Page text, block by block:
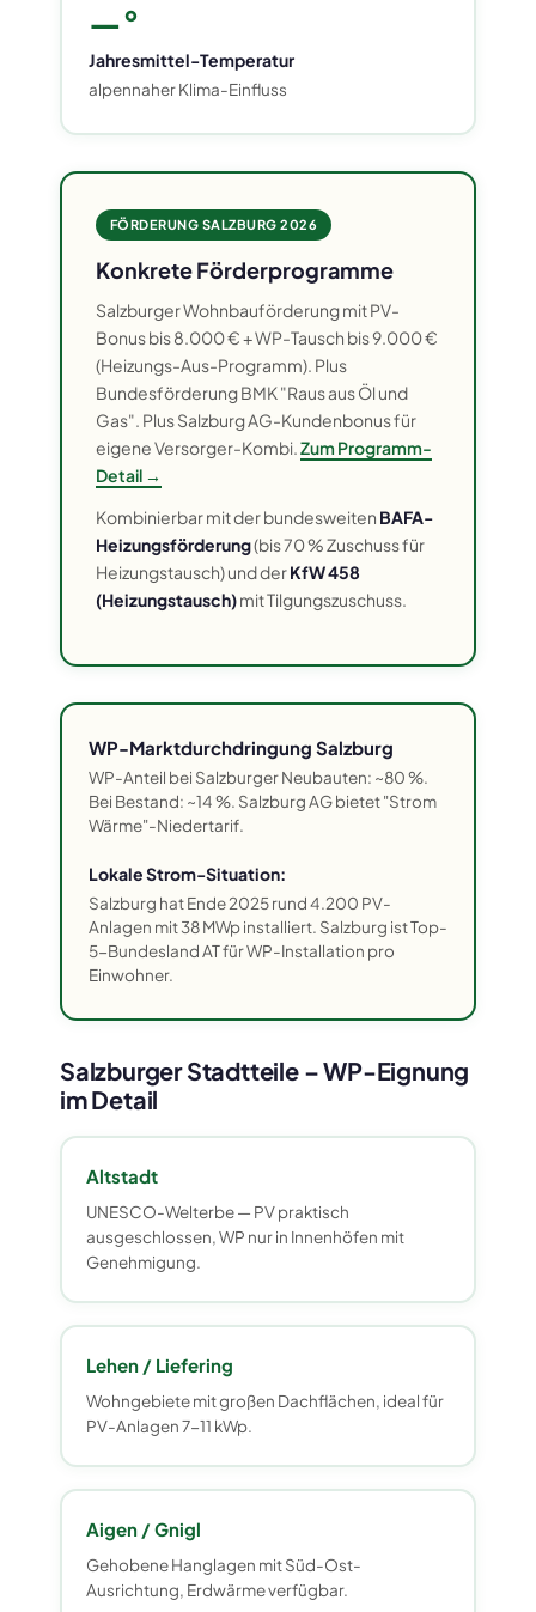
—°
Jahresmittel-Temperatur
alpennaher Klima-Einfluss
FÖRDERUNG SALZBURG 2026
Konkrete Förderprogramme
Salzburger Wohnbauförderung mit PV-
Bonus bis 8.000 € + WP-Tausch bis 9.000 €
(Heizungs-Aus-Programm). Plus
Bundesförderung BMK "Raus aus Öl und
Gas". Plus Salzburg AG-Kundenbonus für
eigene Versorger-Kombi.Zum Programm-
Detail →
Kombinierbar mit der bundesweiten BAFA-
Heizungsförderung(bis 70 % Zuschuss für
Heizungstausch) und derKfW 458
(Heizungstausch)mit Tilgungszuschuss.
WP-Marktdurchdringung Salzburg
WP-Anteil bei Salzburger Neubauten: ~80 %.
Bei Bestand: ~14 %. Salzburg AG bietet "Strom
Wärme"-Niedertarif.
Lokale Strom-Situation:
Salzburg hat Ende 2025 rund 4.200 PV-
Anlagen mit 38 MWp installiert. Salzburg ist Top-
5-Bundesland AT für WP-Installation pro
Einwohner.
Salzburger Stadtteile – WP-Eignung
im Detail
Altstadt
UNESCO-Welterbe — PV praktisch
ausgeschlossen, WP nur in Innenhöfen mit
Genehmigung.
Lehen / Liefering
Wohngebiete mit großen Dachflächen, ideal für
PV-Anlagen 7-11 kWp.
Aigen / Gnigl
Gehobene Hanglagen mit Süd-Ost-
Ausrichtung, Erdwärme verfügbar.